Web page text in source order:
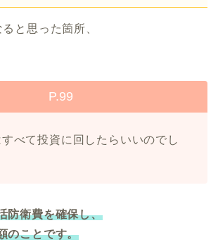
と思った箇所、
P.99
すべて投資に回したらいいのでし
防衛費を確保し、
のことです。